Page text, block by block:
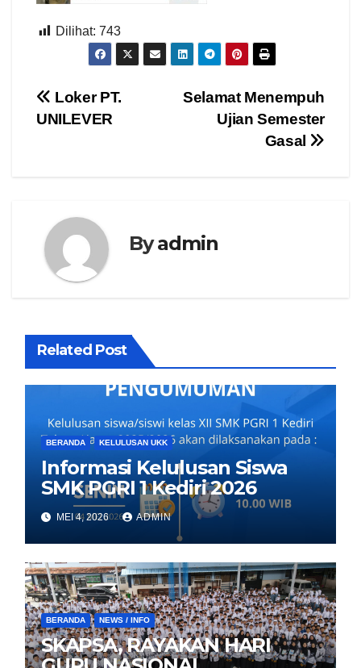
Dilihat: 743
Navigasi
Selamat Menempuh
Ujian Semester
Gasal
Loker PT.
UNILEVER
Byadmin
Related Post
BERANDA KELULUSAN UKK
Informasi Kelulusan Siswa
SMK PGRI 1 Kediri 2026
MEI 4, 2026 ADMIN
BERANDA NEWS / INFO
SKAPSA, RAYAKAN HARI